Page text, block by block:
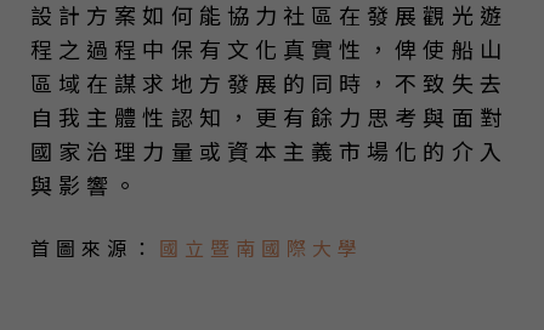
設計方案如何能協力社區在發展觀光遊
程之過程中保有文化真實性，俾使船山
區域在謀求地方發展的同時，不致失去
自我主體性認知，更有餘力思考與面對
國家治理力量或資本主義市場化的介入
與影響。
首圖來源： 國立暨南國際大學